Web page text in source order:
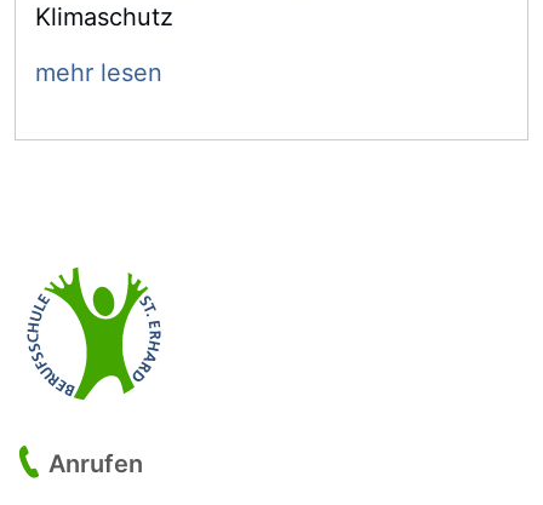
Klimaschutz
mehr lesen
Anrufen